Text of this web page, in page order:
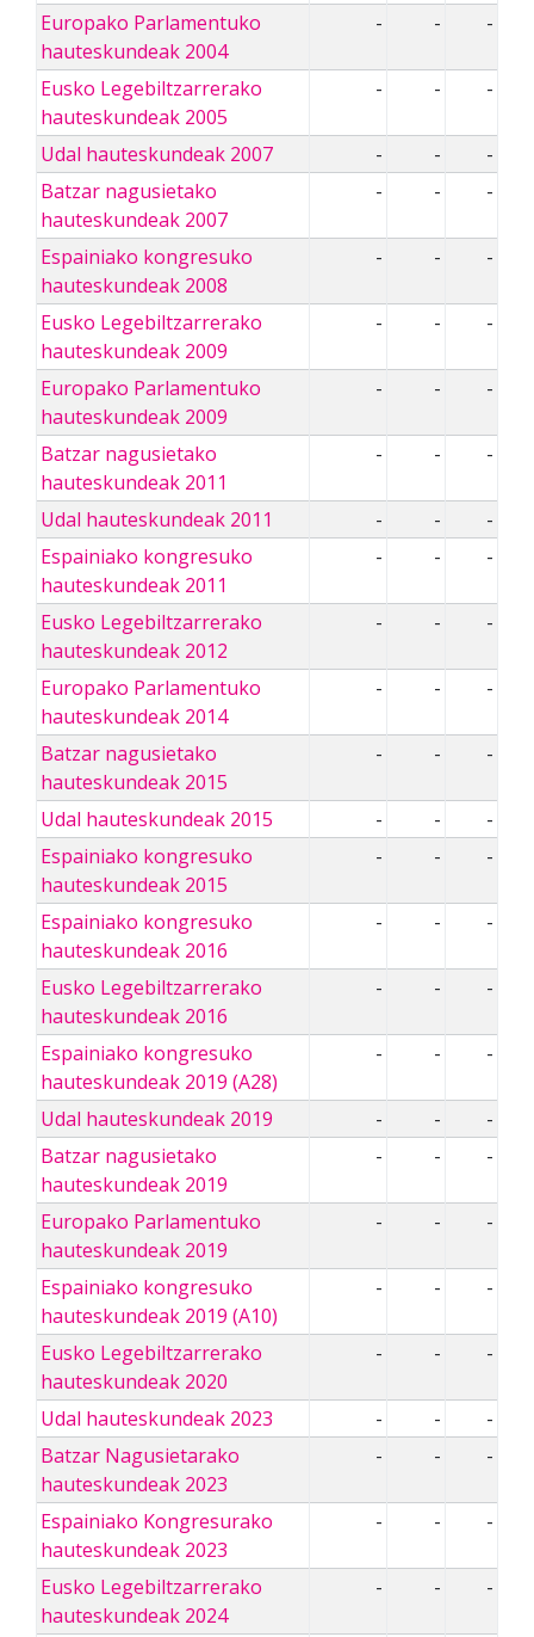
Europako Parlamentuko
hauteskundeak 2004
- - -
Eusko Legebiltzarrerako
hauteskundeak 2005
- - -
Udal hauteskundeak 2007 - -
-
Batzar nagusietako
hauteskundeak 2007
- - -
Espainiako kongresuko
hauteskundeak 2008
- - -
Eusko Legebiltzarrerako
hauteskundeak 2009
- - -
Europako Parlamentuko
hauteskundeak 2009
- - -
Batzar nagusietako
hauteskundeak 2011
- - -
Udal hauteskundeak 2011 - -
-
Espainiako kongresuko
hauteskundeak 2011
- - -
Eusko Legebiltzarrerako
hauteskundeak 2012
- - -
Europako Parlamentuko
hauteskundeak 2014
- - -
Batzar nagusietako
hauteskundeak 2015
- - -
Udal hauteskundeak 2015 - -
-
Espainiako kongresuko
hauteskundeak 2015
- - -
Espainiako kongresuko
hauteskundeak 2016
- - -
Eusko Legebiltzarrerako
hauteskundeak 2016
- - -
Espainiako kongresuko
hauteskundeak 2019 (A28)
- - -
Udal hauteskundeak 2019 - -
-
Batzar nagusietako
hauteskundeak 2019
- - -
Europako Parlamentuko
hauteskundeak 2019
- - -
Espainiako kongresuko
hauteskundeak 2019 (A10)
- - -
Eusko Legebiltzarrerako
hauteskundeak 2020
- - -
Udal hauteskundeak 2023 - -
-
Batzar Nagusietarako
hauteskundeak 2023
- - -
Espainiako Kongresurako
hauteskundeak 2023
- - -
Eusko Legebiltzarrerako
hauteskundeak 2024
- - -